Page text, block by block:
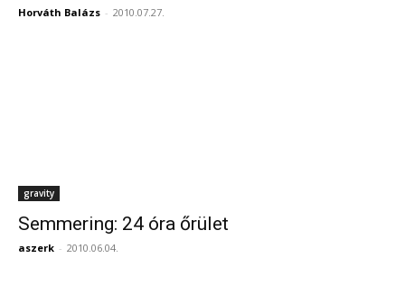
Horváth Balázs - 2010.07.27.
gravity
Semmering: 24 óra őrület
aszerk - 2010.06.04.